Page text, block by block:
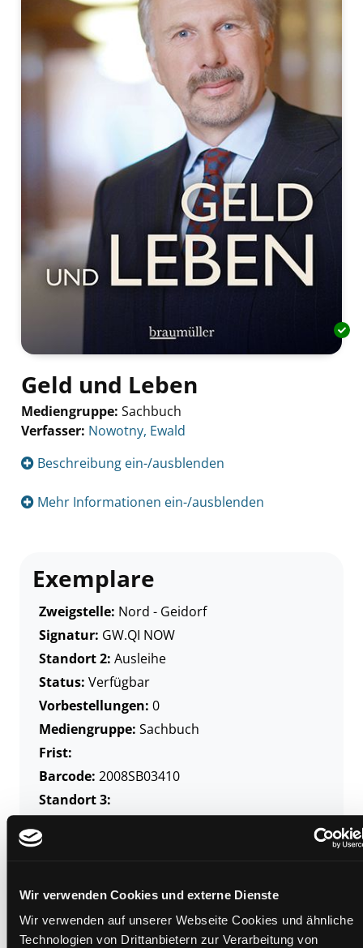
Wir verwenden Cookies und externe Dienste
Wir verwenden auf unserer Webseite Cookies und ähnliche
Technologien von Drittanbietern zur Verarbeitung von
Geld und Leben
Mediengruppe: Sachbuch
Verfasser: Suche nach diesem Verfasser
Nowotny, Ewald
Beschreibung ein-/ausblenden
Mehr Informationen ein-/ausblenden
Exemplare
Zweigstelle: Nord - Geidorf
Signatur: GW.QI NOW
Standort 2: Ausleihe
Status: Verfügbar
Vorbestellungen: 0
Mediengruppe: Sachbuch
Frist:
Barcode: 2008SB03410
Standort 3:
Signatur:GW.QI NOW
Standort 2:Ausleihe